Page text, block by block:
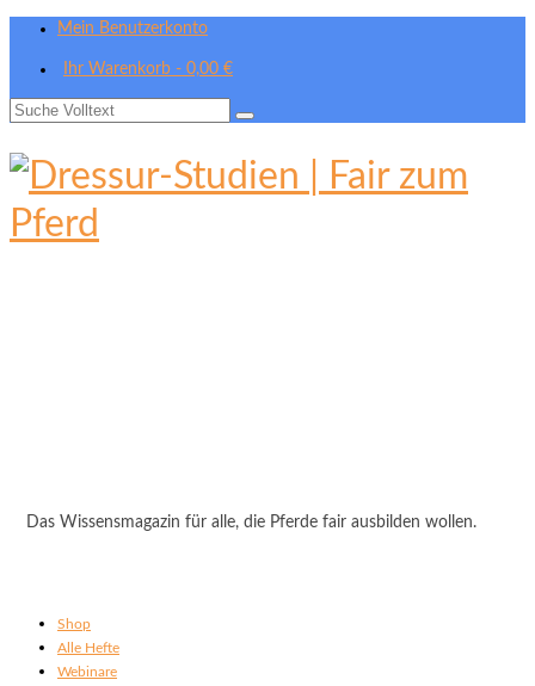
Mein Benutzerkonto
Ihr Warenkorb - 0,00 €
Suche
Das Wissensmagazin für alle, die Pferde fair ausbilden wollen.
Shop
Alle Hefte
Webinare